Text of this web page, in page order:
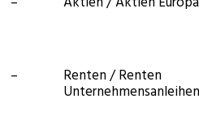
– Ren­ten / Ren­ten
Unternehmensanleihen